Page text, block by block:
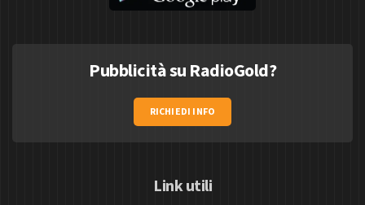
Pubblicità su RadioGold?
RICHIEDI INFO
Link utili